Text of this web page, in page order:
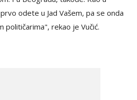
odete u Jad Vašem, pa se onda
političarima", rekao je Vučić.